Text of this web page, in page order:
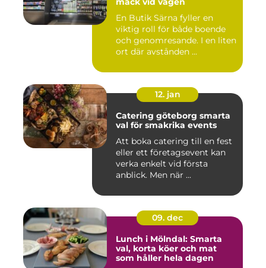
En Butik Särna fyller en
viktig roll för både boende
och genomresande. I en liten
ort där avstånden ...
12. jan
Catering göteborg smarta
val för smakrika events
Att boka catering till en fest
eller ett företagsevent kan
verka enkelt vid första
anblick. Men när ...
09. dec
Lunch i Mölndal: Smarta
val, korta köer och mat
som håller hela dagen